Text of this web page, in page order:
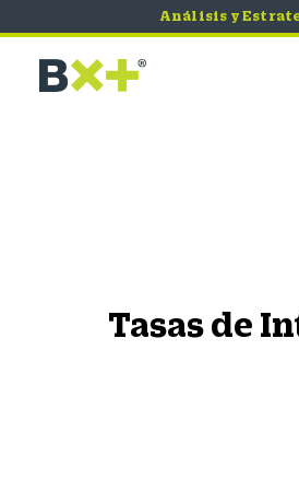
Análisis y
Tips de Seguridad
Tasas de